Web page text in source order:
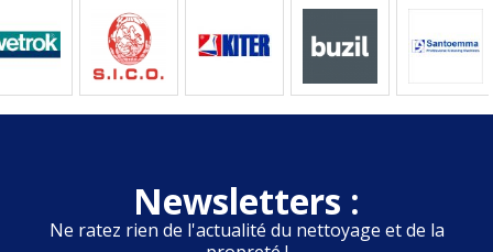
Newsletters :
Ne ratez rien de l'actualité du nettoyage et de la